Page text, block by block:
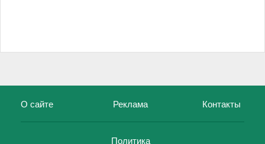
О сайте Реклама Контакты
Политика